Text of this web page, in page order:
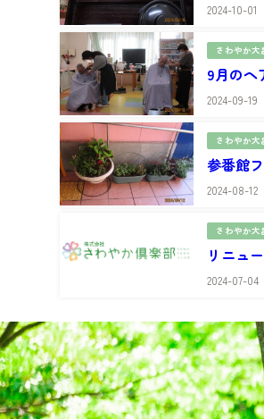
2024-10-01
さわやか大
9月のヘ
2024-09-19
さわやか大
参番館
2024-08-12
さわやか大
リニュ
2024-07-04